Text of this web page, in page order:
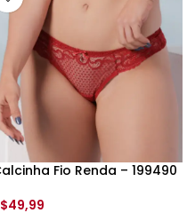
Fio Renda – 199490
49,99